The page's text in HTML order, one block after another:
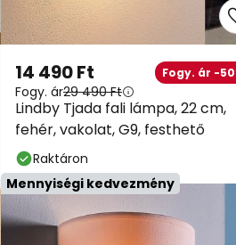
Lindby Tjada fali lámpa, 22 cm,
fehér, vakolat, G9, festhető
14 490 Ft Fogy. ár -50%
Fogy. ár29 490 Ft
Raktáron
Mennyiségi kedvezmény
Bezárás